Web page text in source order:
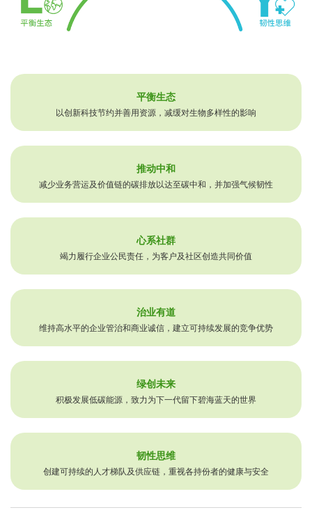
平衡生态
以创新科技节约并善用资源，减缓对生物多样性的影响
推动中和
减少业务营运及价值链的碳排放以达至碳中和，并加强气候韧性
心系社群
竭力履行企业公民责任，为客户及社区创造共同价值
治业有道
维持高水平的企业管治和商业诚信，建立可持续发展的竞争优势
绿创未来
积极发展低碳能源，致力为下一代留下碧海蓝天的世界
韧性思维
创建可持续的人才梯队及供应链，重视各持份者的健康与安全